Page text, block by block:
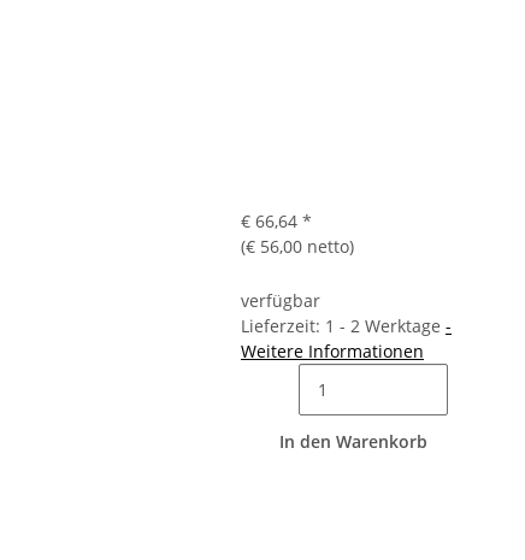
€ 66,64 *
(€ 56,00 netto)
verfügbar
Lieferzeit: 1 - 2 Werktage -
Weitere Informationen
In den Warenkorb